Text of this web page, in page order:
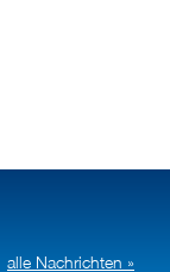
alle Nachrichten »